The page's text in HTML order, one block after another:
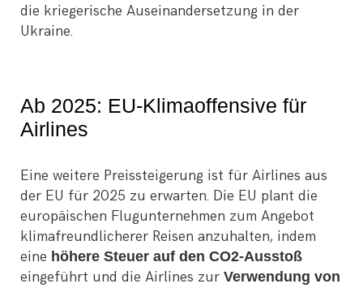
die kriegerische Auseinandersetzung in der
Ukraine.
Ab 2025: EU-Klimaoffensive für
Airlines
Eine weitere Preissteigerung ist für Airlines aus
der EU für 2025 zu erwarten. Die EU plant die
europäischen Flugunternehmen zum Angebot
klimafreundlicherer Reisen anzuhalten, indem
eine höhere Steuer auf den CO2-Ausstoß
eingeführt und die Airlines zur Verwendung von